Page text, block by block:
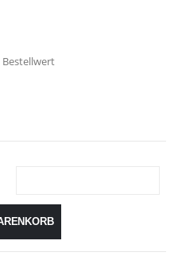
Bestellwert